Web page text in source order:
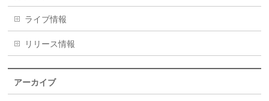
ライブ情報
リリース情報
アーカイブ